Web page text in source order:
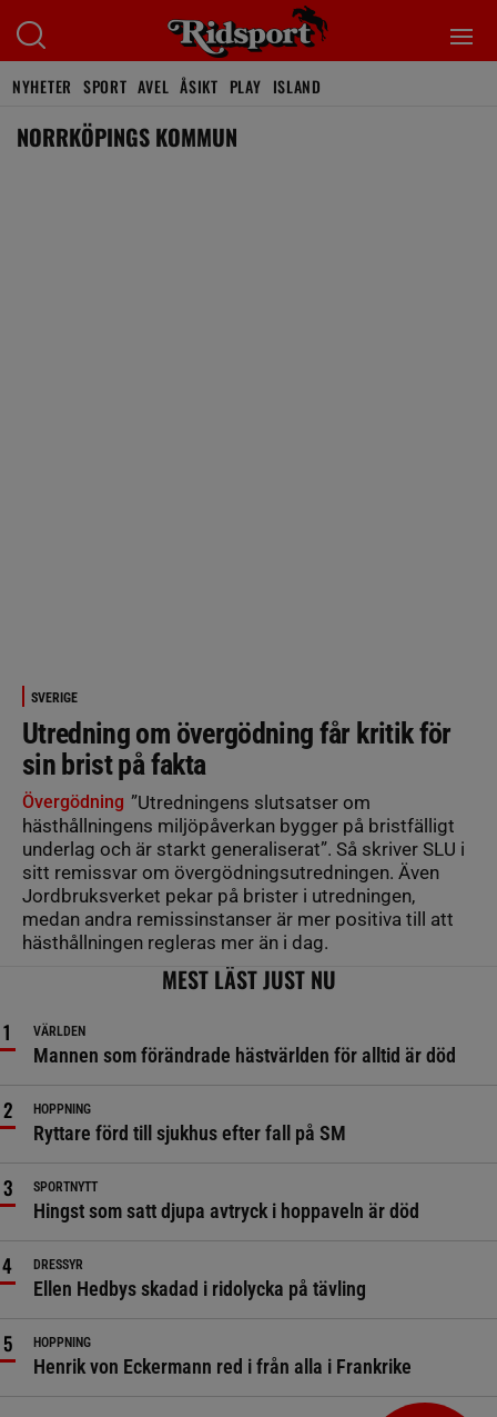
NYHETER SPORT AVEL ÅSIKT PLAY ISLAND
NORRKÖPINGS KOMMUN
SVERIGE
Utredning om övergödning får kritik för
sin brist på fakta
Övergödning ”Utredningens slutsatser om
hästhållningens miljöpåverkan bygger på bristfälligt
underlag och är starkt generaliserat”. Så skriver SLU i
sitt remissvar om övergödningsutredningen. Även
Jordbruksverket pekar på brister i utredningen,
medan andra remissinstanser är mer positiva till att
hästhållningen regleras mer än i dag.
MEST LÄST JUST NU
VÄRLDEN
Mannen som förändrade hästvärlden för alltid är död
HOPPNING
Ryttare förd till sjukhus efter fall på SM
SPORTNYTT
Hingst som satt djupa avtryck i hoppaveln är död
DRESSYR
Ellen Hedbys skadad i ridolycka på tävling
HOPPNING
Henrik von Eckermann red i från alla i Frankrike